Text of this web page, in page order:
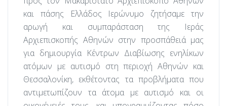
και πάσης Ελλάδος Ιερώνυμο ζητήσαμε την
αρωγή και συμπαράσταση της Ιεράς
Αρχιεπισκοπής Αθηνών στην προσπάθειά μας
για δημιουργία Κέντρων Διαβίωσης ενηλίκων
ατόμων με αυτισμό στη περιοχή Αθηνών και
Θεσσαλονίκη, εκθέτοντας τα προβλήματα που
αντιμετωπίζουν τα άτομα με αυτισμό και οι